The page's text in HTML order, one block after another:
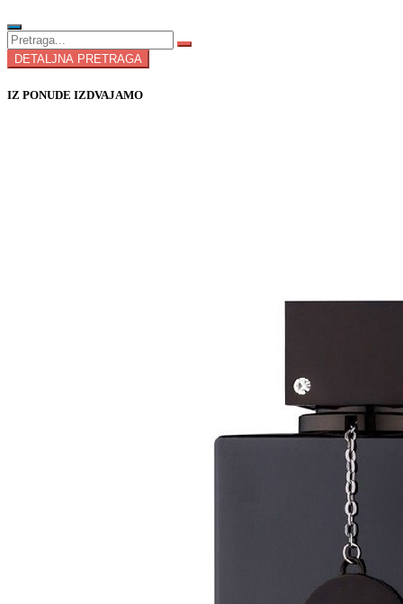
DETALJNA PRETRAGA
IZ PONUDE IZDVAJAMO